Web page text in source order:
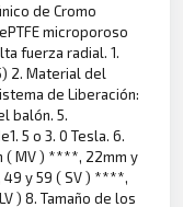
de Cromo
microporoso
fuerza radial. 1.
2. Material del
de Liberación:
balón. 5.
5 o 3. 0 Tesla. 6.
( MV ) ****, 22mm y
49 y 59 ( SV ) ****,
) 8. Tamaño de los